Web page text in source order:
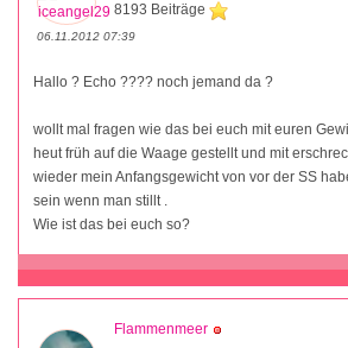
8193 Beiträge
06.11.2012 07:39
Hallo ? Echo ???? noch jemand da ?
wollt mal fragen wie das bei euch mit euren
heut früh auf die Waage gestellt und mit
wieder mein Anfangsgewicht von vor der SS
sein wenn man stillt .
Wie ist das bei euch so?
Flammenmeer